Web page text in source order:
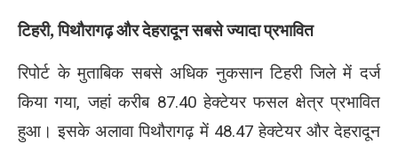
टिहरी, पिथौरागढ़ और देहरादून सबसे ज्यादा प्रभावित
रिपोर्ट के मुताबिक सबसे अधिक नुकसान टिहरी जिले में दर्ज
किया गया, जहां करीब 87.40 हेक्टेयर फसल क्षेत्र प्रभावित
हुआ। इसके अलावा पिथौरागढ़ में 48.47 हेक्टेयर और देहरादून